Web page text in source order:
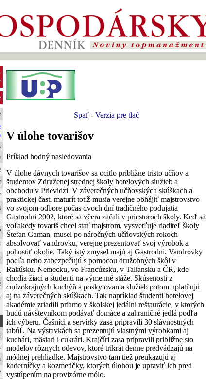
Spať- Verzia pre tlač
V úlohe tovarišov
Príklad hodný nasledovania
V úlohe dávnych tovarišov sa ocitlo približne tristo učňov a
študentov Združenej strednej školy hotelových služieb a
obchodu v Prievidzi. V záverečných učňovských skúškach a
praktickej časti maturít totiž musia verejne obhájiť majstrovstvo
vo svojom odbore počas dvoch dní tradičného podujatia
Gastrodni 2002, ktoré sa včera začali v priestoroch školy. Keď sa
voľakedy tovariš chcel stať majstrom, vysvetľuje riaditeľ školy
Štefan Gaman, musel po náročných učňovských rokoch
absolvovať vandrovku, verejne prezentovať svoj výrobok a
pohostiť okolie. Taký istý zmysel majú aj Gastrodni. Vandrovky
podľa neho zabezpečujú s pomocou družobných škôl v
Rakúsku, Nemecku, vo Francúzsku, v Taliansku a ČR, kde
chodia žiaci a študenti na výmenné stáže. Skúsenosti z
cudzokrajných kuchýň a poskytovania služieb potom uplatňujú
aj na záverečných skúškach. Tak napríklad študenti hotelovej
akadémie zriadili priamo v školskej jedálni reštaurácie, v ktorých
budú návštevníkom podávať domáce a zahraničné jedlá podľa
ich výberu. Čašníci a servírky zasa pripravili 30 slávnostných
tabúľ. Na výstavkách sa prezentujú vlastnými výrobkami aj
kuchári, mäsiari i cukrári. Krajčíri zasa pripravili približne sto
modelov rôznych odevov, ktoré trikrát denne predvádzajú na
módnej prehliadke. Majstrovstvo tam tiež preukazujú aj
kaderníčky a kozmetičky, ktorých úlohou je upraviť ich pred
vystúpením na provizórne mólo.